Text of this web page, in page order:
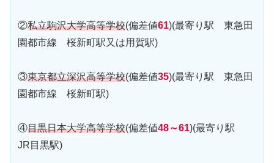
②私立駒沢大学高等学校(偏差値61)(最寄り駅 東急田
園都市線 桜新町駅又は用賀駅)
③東京都立深沢高等学校(偏差値35)(最寄り駅 東急田
園都市線 桜新町駅)
④目黒日本大学高等学校(偏差値48～61)(最寄り駅
JR目黒駅)